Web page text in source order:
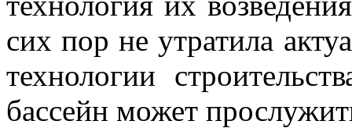
сих пор не утратила
технологии
бассейн может